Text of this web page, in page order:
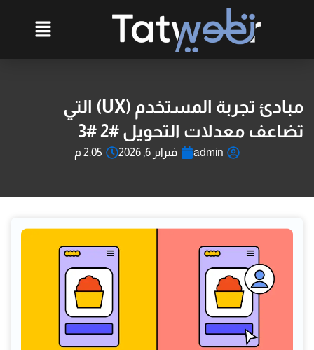
مبادئ تجربة المستخدم (UX) التي
تضاعف معدلات التحويل #2 #3
admin فبراير 6, 2026 2:05 م